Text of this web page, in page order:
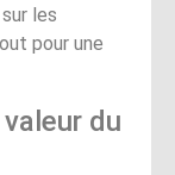
les
pour une
du